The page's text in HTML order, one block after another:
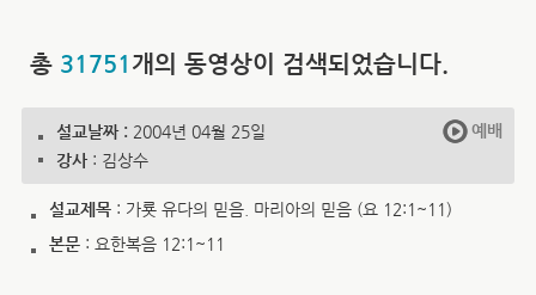
총 31751 개의 동영상이 검색되었습니다.
설교날짜 : 2004년 04월 25일
강사: 김상수
예배
설교제목: 가룟 유다의 믿음. 마리아의 믿음 (요 12:1~11)
본문: 요한복음 12:1~11